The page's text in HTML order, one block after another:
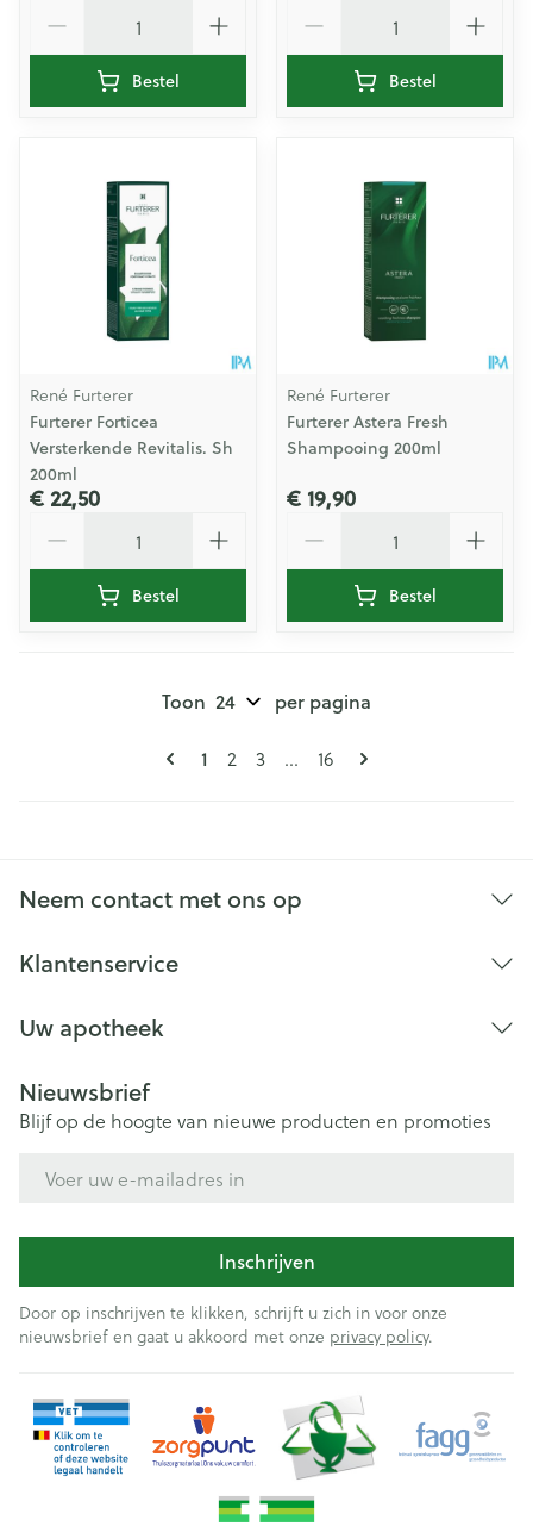
Bestel Bestel
René Furterer
Furterer Forticea
Versterkende Revitalis. Sh
200ml
€ 22,50
Bestel
René Furterer
Furterer Astera Fresh
Shampooing 200ml
€ 19,90
Bestel
Pagina's
U lees momenteel pagina
1 Pagina
2 Pagina
3 ... Pagina
16
Toon per pagina
Neem contact met ons op
Klantenservice
Uw apotheek
Nieuwsbrief
Blijf op de hoogte van nieuwe producten en promoties
Inschrijven
Door op inschrijven te klikken, schrijft u zich in voor onze
nieuwsbrief en gaat u akkoord met onze privacy policy.